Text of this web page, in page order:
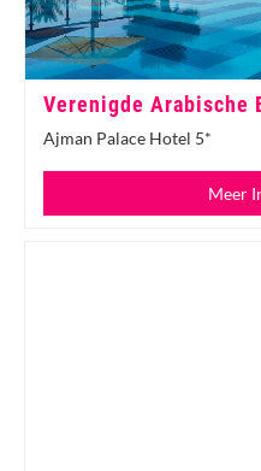
Verenigde Arabische
Ajman Palace Hotel 5*
Meer